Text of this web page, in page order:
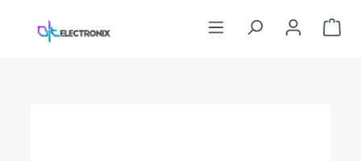
Zum Hauptinhalt springen